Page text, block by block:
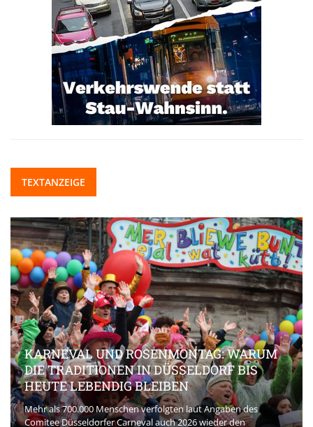
TEXTANZEIGE
KARNEVAL UND ROSENMONTAG: WARUM
DIE TRADITIONEN IN DÜSSELDORF BIS
HEUTE LEBENDIG BLEIBEN
Mehr als 700.000 Menschen verfolgten laut Angaben des
Comitee Düsseldorfer Carneval auch 2026 wieder den